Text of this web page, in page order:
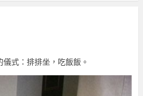
式：排排坐，吃飯飯。